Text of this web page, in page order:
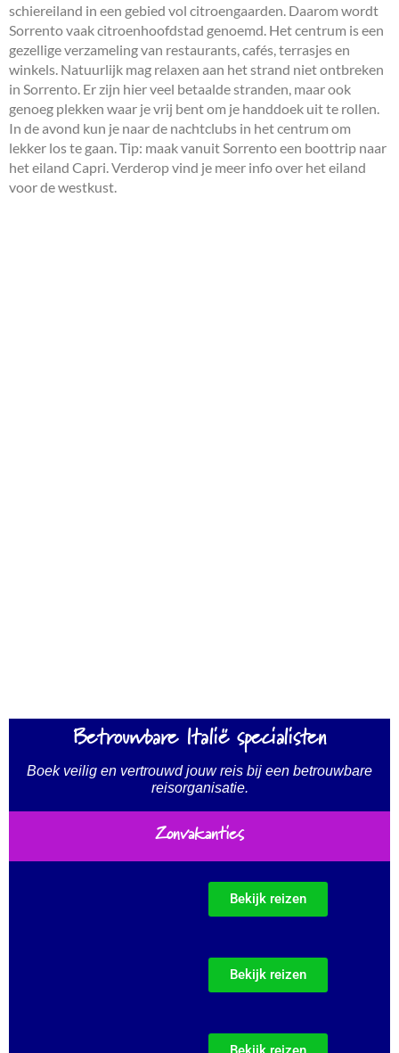
schiereiland in een gebied vol citroengaarden. Daarom wordt
Sorrento vaak citroenhoofdstad genoemd. Het centrum is een
gezellige verzameling van restaurants, cafés, terrasjes en
winkels. Natuurlijk mag relaxen aan het strand niet ontbreken
in Sorrento. Er zijn hier veel betaalde stranden, maar ook
genoeg plekken waar je vrij bent om je handdoek uit te rollen.
In de avond kun je naar de nachtclubs in het centrum om
lekker los te gaan. Tip: maak vanuit Sorrento een boottrip naar
het eiland Capri. Verderop vind je meer info over het eiland
voor de westkust.
Betrouwbare Italië specialisten
Boek veilig en vertrouwd jouw reis bij een betrouwbare
reisorganisatie.
Zonvakanties
Bekijk reizen
Bekijk reizen